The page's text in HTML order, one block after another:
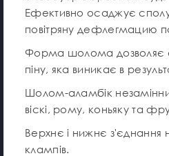
Ефективно осаджує
повітряну дефлегмацию
Форма шолома дозволяє
піну, яка виникає в
Шолом-аламбік
віскі, рому, коньяку та
Верхнє і нижнє з'єднання
клампів.